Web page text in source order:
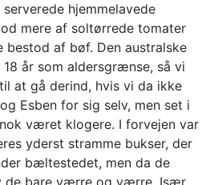
hjemmelavede
mere af soltørrede tomater
bestod af bøf. Den australske
år som aldersgrænse, så vi
at gå derind, hvis vi da ikke
Esben for sig selv, men set i
været klogere. I forvejen var
yderst stramme bukser, der
bæltestedet, men da de